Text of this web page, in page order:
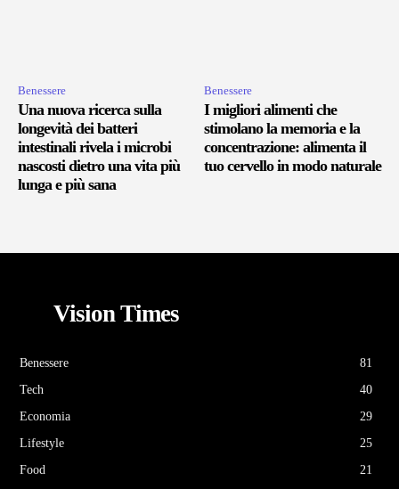
Benessere
Una nuova ricerca sulla
longevità dei batteri
intestinali rivela i microbi
nascosti dietro una vita più
lunga e più sana
Benessere
I migliori alimenti che
stimolano la memoria e la
concentrazione: alimenta il
tuo cervello in modo naturale
Vision Times
Benessere
81
Tech
40
Economia
29
Lifestyle
25
Food
21